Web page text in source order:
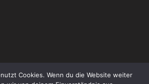
Cookies. Wenn du die Website weiter